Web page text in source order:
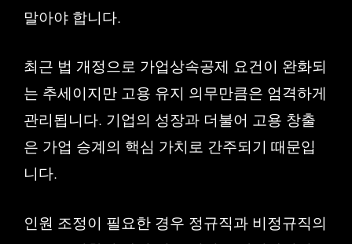
말아야 합니다.
최근 법 개정으로 가업상속공제 요건이 완화되
는 추세이지만 고용 유지 의무만큼은 엄격하게
관리됩니다. 기업의 성장과 더불어 고용 창출
은 가업 승계의 핵심 가치로 간주되기 때문입
니다.
인원 조정이 필요한 경우 정규직과 비정규직의